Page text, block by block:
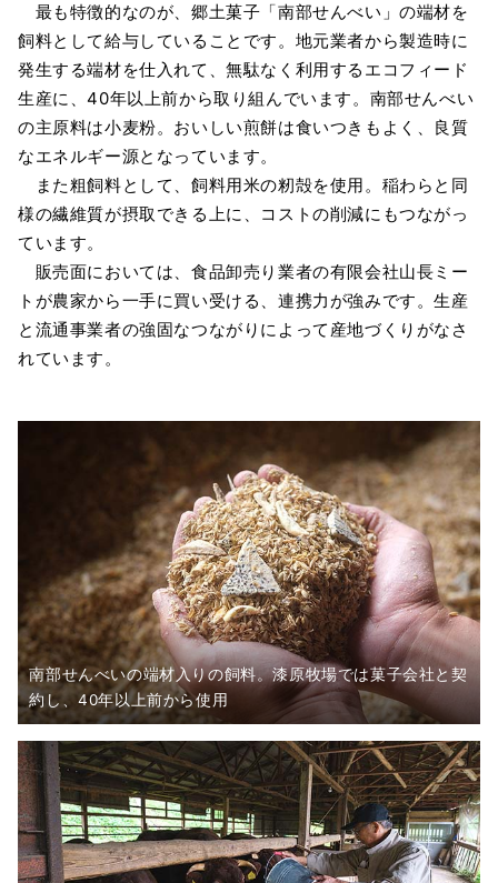
最も特徴的なのが、郷土菓子「南部せんべい」の端材を
飼料として給与していることです。地元業者から製造時に
発生する端材を仕入れて、無駄なく利用するエコフィード
生産に、40年以上前から取り組んでいます。南部せんべい
の主原料は小麦粉。おいしい煎餅は食いつきもよく、良質
なエネルギー源となっています。
また粗飼料として、飼料用米の籾殻を使用。稲わらと同
様の繊維質が摂取できる上に、コストの削減にもつながっ
ています。
販売面においては、食品卸売り業者の有限会社山長ミー
トが農家から一手に買い受ける、連携力が強みです。生産
と流通事業者の強固なつながりによって産地づくりがなさ
れています。
南部せんべいの端材入りの飼料。漆原牧場では菓子会社と契
約し、40年以上前から使用